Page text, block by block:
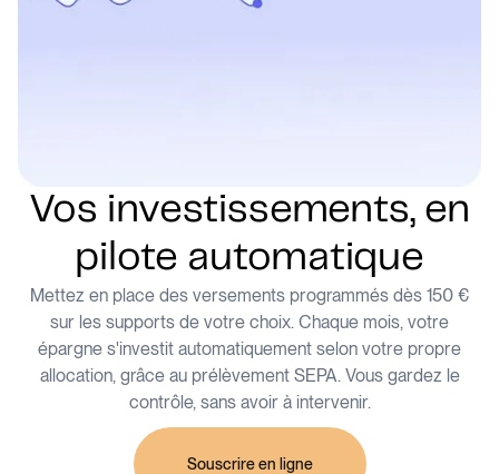
Vos investissements, en
pilote automatique
Mettez en place des versements programmés dès 150 €
sur les supports de votre choix. Chaque mois, votre
épargne s'investit automatiquement selon votre propre
allocation, grâce au prélèvement SEPA. Vous gardez le
contrôle, sans avoir à intervenir.
Souscrire en ligne